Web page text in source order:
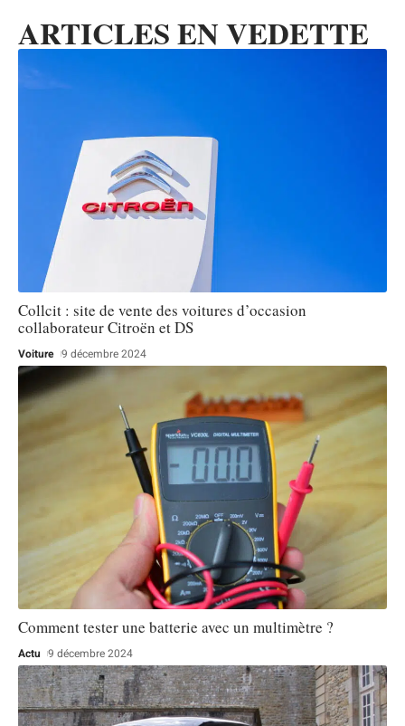
ARTICLES EN VEDETTE
Collcit : site de vente des voitures d’occasion
collaborateur Citroën et DS
Voiture 9 décembre 2024
Comment tester une batterie avec un multimètre ?
Actu 9 décembre 2024